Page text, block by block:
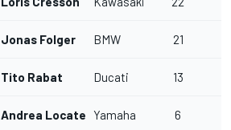
Jonas Folger BMW 21
Tito Rabat Ducati 13
Andrea LocatelliYamaha 6